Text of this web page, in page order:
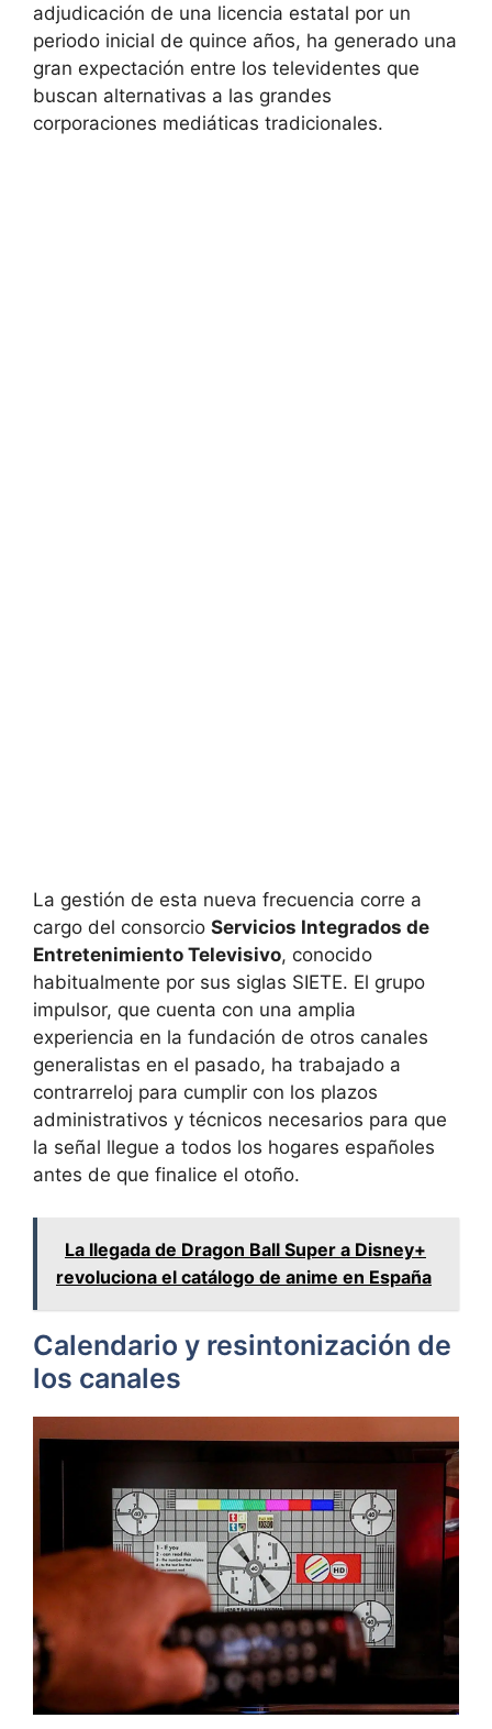
adjudicación de una licencia estatal por un
periodo inicial de quince años, ha generado una
gran expectación entre los televidentes que
buscan alternativas a las grandes
corporaciones mediáticas tradicionales.
La gestión de esta nueva frecuencia corre a
cargo del consorcio Servicios Integrados de
Entretenimiento Televisivo, conocido
habitualmente por sus siglas SIETE. El grupo
impulsor, que cuenta con una amplia
experiencia en la fundación de otros canales
generalistas en el pasado, ha trabajado a
contrarreloj para cumplir con los plazos
administrativos y técnicos necesarios para que
la señal llegue a todos los hogares españoles
antes de que finalice el otoño.
La llegada de Dragon Ball Super a Disney+
revoluciona el catálogo de anime en España
Calendario y resintonización de
los canales